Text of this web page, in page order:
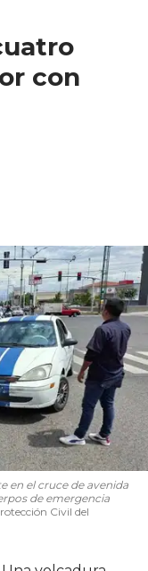
con
en el cruce de avenida
de emergencia
Civil del